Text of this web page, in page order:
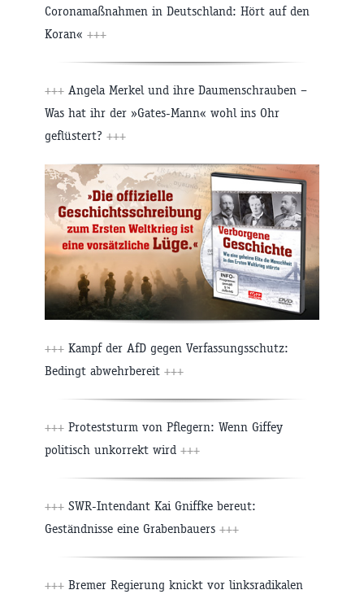
Coronamaßnahmen in Deutschland: Hört auf den
Koran« +++
+++ Angela Merkel und ihre Daumenschrauben –
Was hat ihr der »Gates-Mann« wohl ins Ohr
geflüstert? +++
+++ Kampf der AfD gegen Verfassungsschutz:
Bedingt abwehrbereit +++
+++ Proteststurm von Pflegern: Wenn Giffey
politisch unkorrekt wird +++
+++ SWR-Intendant Kai Gniffke bereut:
Geständnisse eine Grabenbauers +++
+++ Bremer Regierung knickt vor linksradikalen